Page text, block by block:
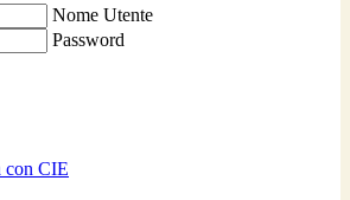
Nome Utente
Password
con CIE